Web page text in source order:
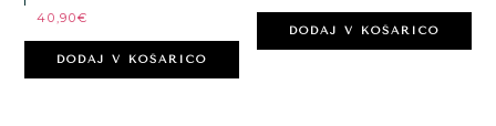
40,90€
DODAJ V KOŠARICO
DODAJ V KOŠARICO